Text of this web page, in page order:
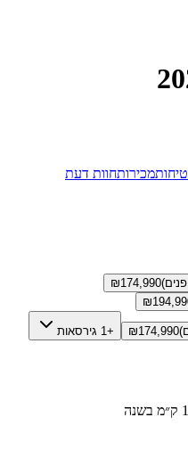
מכירותחוות דעת
₪174,990
₪
₪174,990 +1 גירסאות